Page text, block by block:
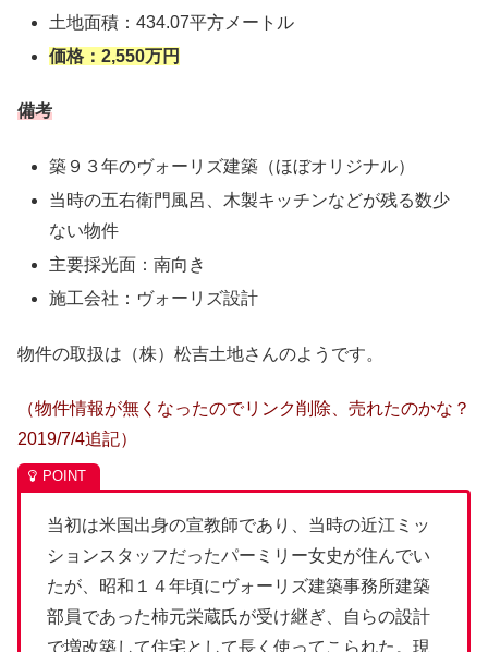
土地面積：434.07平方メートル
価格：2,550万円
備考
築９３年のヴォーリズ建築（ほぼオリジナル）
当時の五右衛門風呂、木製キッチンなどが残る数少
ない物件
主要採光面：南向き
施工会社：ヴォーリズ設計
物件の取扱は（株）松吉土地さんのようです。
（物件情報が無くなったのでリンク削除、売れたのかな？
2019/7/4追記）
当初は米国出身の宣教師であり、当時の近江ミッ
ションスタッフだったパーミリー女史が住んでい
たが、昭和１４年頃にヴォーリズ建築事務所建築
部員であった柿元栄蔵氏が受け継ぎ、自らの設計
で増改築して住宅として長く使ってこられた。現